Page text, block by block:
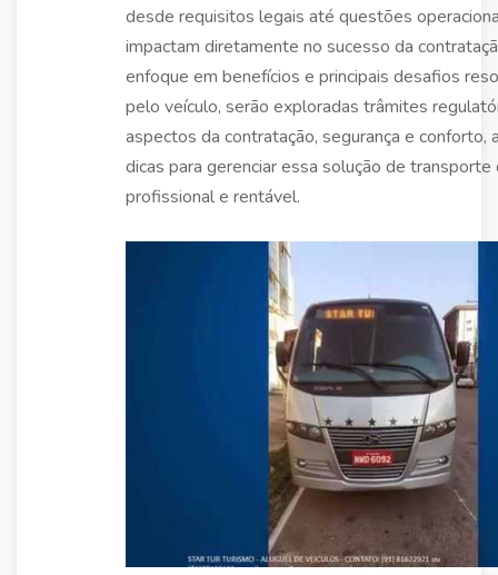
desde requisitos legais até questões
impactam diretamente no sucesso da
enfoque em benefícios e principais desafios
pelo veículo, serão exploradas trâmites
aspectos da contratação, segurança e conforto,
dicas para gerenciar essa solução de transporte
profissional e rentável.